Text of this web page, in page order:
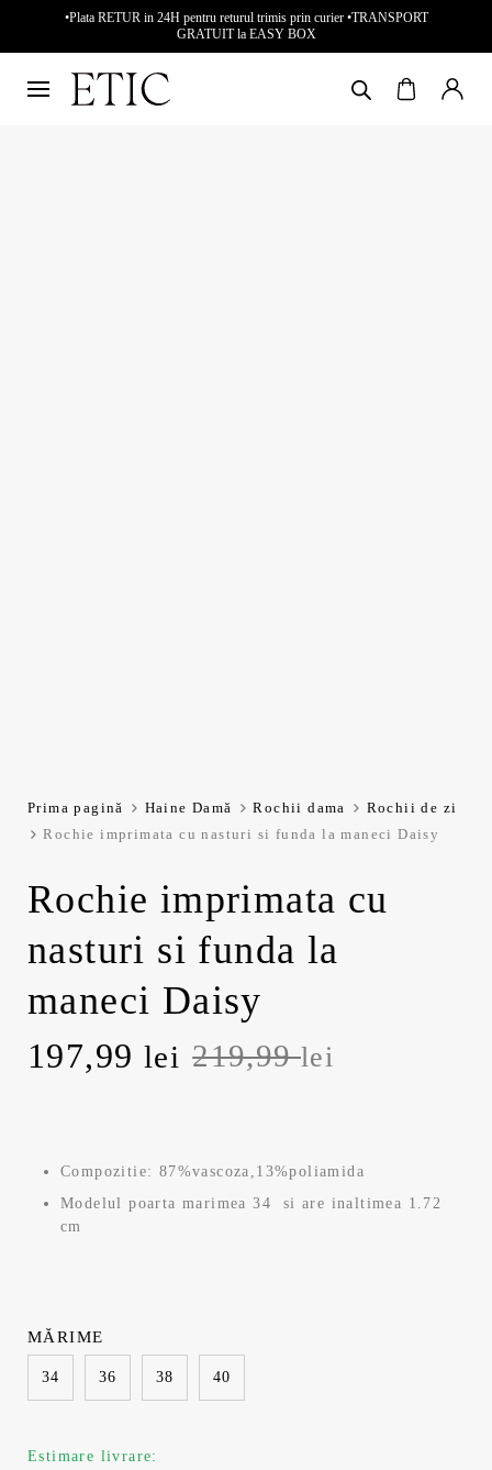
•Plata RETUR in 24H pentru returul trimis prin curier •TRANSPORT
GRATUIT la EASY BOX
Prima pagină Haine Damă Rochii dama
Rochii de zi
Rochie imprimata cu nasturi si funda la maneci Daisy
Rochie imprimata cu
nasturi si funda la
maneci Daisy
219,99lei
Prețul
fost:
197,99 lei
Prețul
197,99 lei.
Compozitie: 87%vascoza,13%poliamida
Modelul poarta marimea 34 si are inaltimea 1.72
cm
34 36 38 40
MĂRIME
Estimare livrare: